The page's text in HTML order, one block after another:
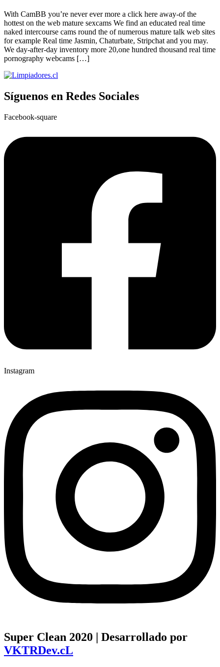
With CamBB you’re never ever more a click here away-of the
hottest on the web mature sexcams We find an educated real time
naked intercourse cams round the of numerous mature talk web sites
for example Real time Jasmin, Chaturbate, Stripchat and you may.
We day-after-day inventory more 20,one hundred thousand real time
pornography webcams […]
Síguenos en Redes Sociales
Facebook-square
Instagram
Super Clean 2020 | Desarrollado por
VKTRDev.cL